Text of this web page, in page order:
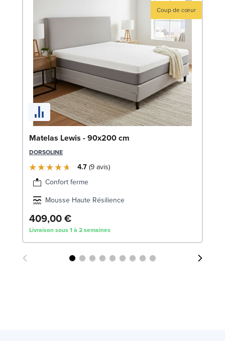
Coup de cœur
Matelas Lewis - 90x200 cm
DORSOLINE
4.7 9avis
Confort ferme
Mousse Haute Résilience
409,00 €
Livraison sous 1 à 2 semaines